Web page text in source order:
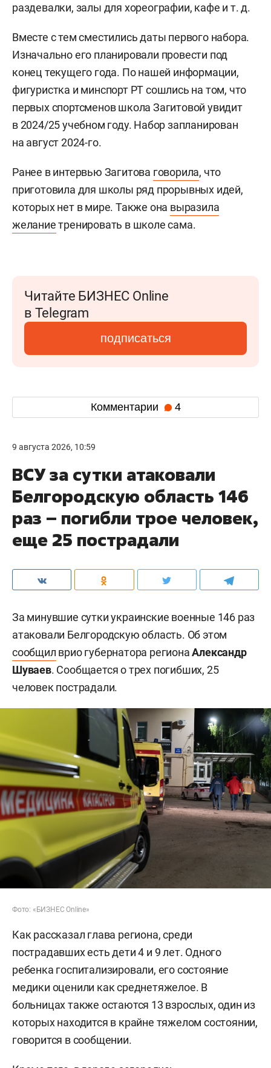
раздевалки, залы для хореографии, кафе и т. д.
Вместе с тем сместились даты первого набора.
Изначально его планировали провести под
конец текущего года. По нашей информации,
фигуристка и минспорт РТ сошлись на том, что
первых спортсменов школа Загитовой увидит
в 2024/25 учебном году. Набор запланирован
на август 2024-го.
Ранее в интервью Загитова говорила, что
приготовила для школы ряд прорывных идей,
которых нет в мире. Также она выразила
желаниетренировать в школе сама.
Читайте БИЗНЕС Online
в Telegram
подписаться
Комментарии 4
9 августа 2026, 10:59
ВСУ за сутки атаковали
Белгородскую область 146
раз – погибли трое человек,
еще 25 пострадали
За минувшие сутки украинские военные 146 раз
атаковали Белгородскую область. Об этом
сообщил врио губернатора регионаАлександр
Шуваев. Сообщается о трех погибших, 25
человек пострадали.
Фото: «БИЗНЕС Online»
Как рассказал глава региона, среди
пострадавших есть дети 4 и 9 лет. Одного
ребенка госпитализировали, его состояние
медики оценили как среднетяжелое. В
больницах также остаются 13 взрослых, один из
которых находится в крайне тяжелом состоянии,
говорится в сообщении.